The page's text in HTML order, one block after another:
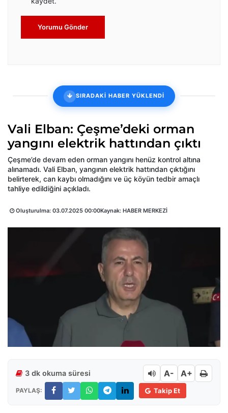
Yorumu Gönder
SIRADAKİ HABER YÜKLENDİ
Vali Elban: Çeşme’deki orman
yangını elektrik hattından çıktı
Çeşme’de devam eden orman yangını henüz kontrol altına
alınamadı. Vali Elban, yangının elektrik hattından çıktığını
belirterek, can kaybı olmadığını ve üç köyün tedbir amaçlı
tahliye edildiğini açıkladı.
Oluşturulma: 03.07.2025 00:00Kaynak: HABER MERKEZİ
3 dk okuma süresi A- A+
PAYLAŞ: Takip Et